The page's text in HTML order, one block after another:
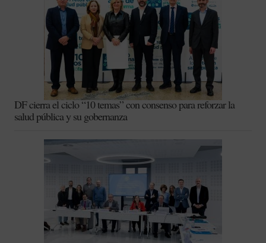
DF cierra el ciclo “10 temas” con consenso para reforzar la
salud pública y su gobernanza